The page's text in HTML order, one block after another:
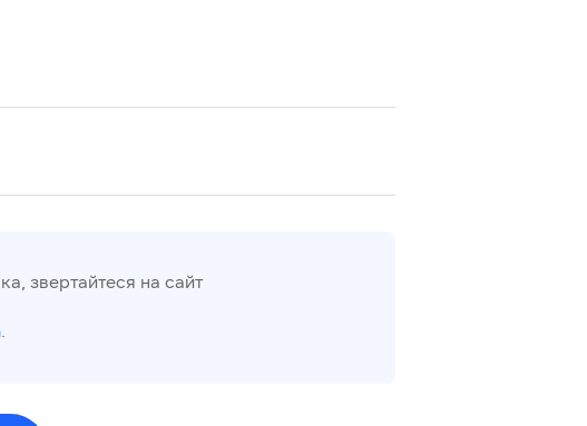
звертайтеся на сайт
.